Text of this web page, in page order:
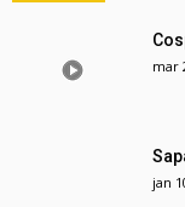
mar
jan